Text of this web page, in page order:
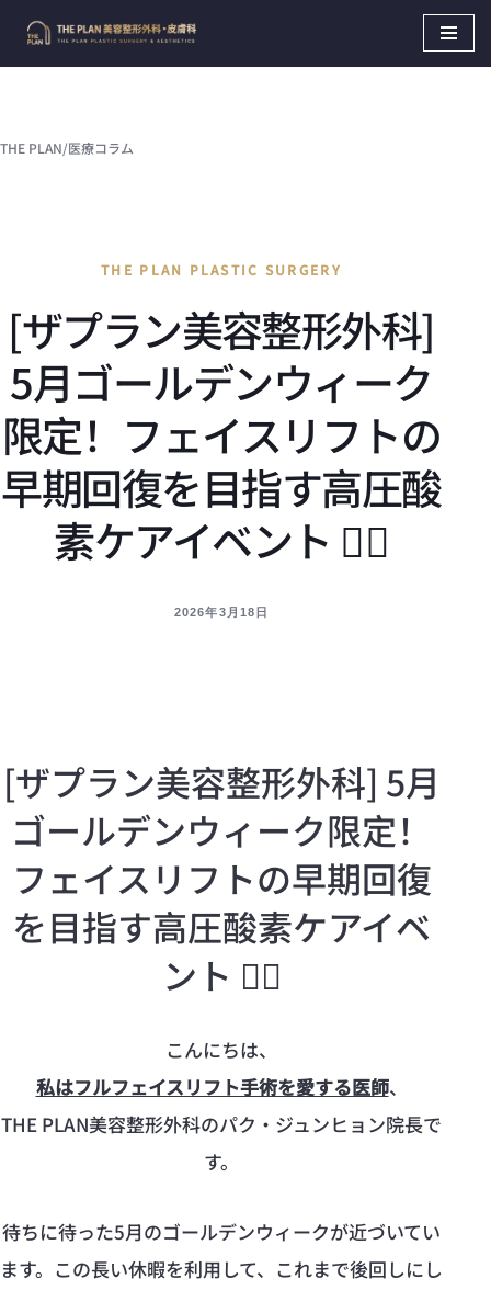
THE PLAN/医療コラム
THE PLAN PLASTIC SURGERY
[ザプラン美容整形外科]
5月ゴールデンウィーク
限定！フェイスリフトの
早期回復を目指す高圧酸
素ケアイベント 💆‍♀️
2026年3月18日
[ザプラン美容整形外科] 5月
ゴールデンウィーク限定！
フェイスリフトの早期回復
を目指す高圧酸素ケアイベ
ント 💆‍♀️
こんにちは、
私はフルフェイスリフト手術を愛する医師、
THE PLAN美容整形外科のパク・ジュンヒョン院長で
す。
待ちに待った5月のゴールデンウィークが近づいてい
ます。この長い休暇を利用して、これまで後回しにし